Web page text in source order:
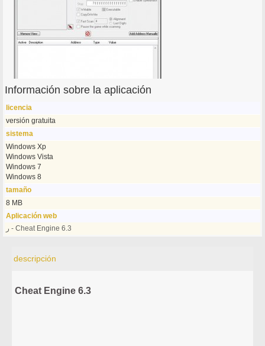
Información sobre la aplicación
licencia
versión gratuita
sistema
Windows Xp
Windows Vista
Windows 7
Windows 8
tamaño
8 MB
Aplicación web
ر - Cheat Engine 6.3
descripción
Cheat Engine 6.3